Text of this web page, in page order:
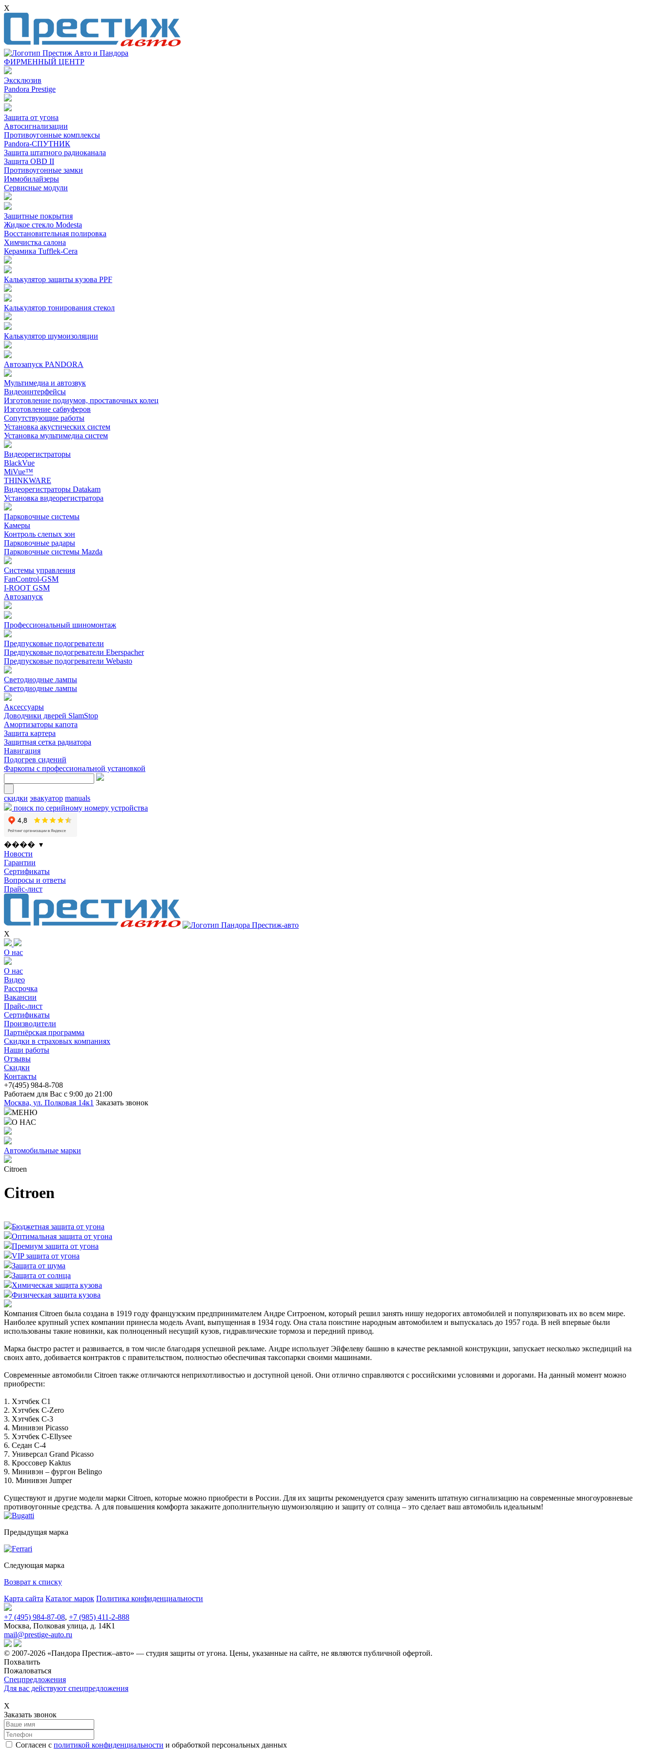
X
ФИРМЕННЫЙ ЦЕНТР
Эксклюзив
Pandora Prestige
Защита от угона
Автосигнализации
Противоугонные комплексы
Pandora-СПУТНИК
Защита штатного радиоканала
Защита OBD II
Противоугонные замки
Иммобилайзеры
Сервисные модули
Защитные покрытия
Жидкое стекло Modesta
Восстановительная полировка
Химчистка салона
Керамика Tufflek-Cera
Калькулятор защиты кузова PPF
Калькулятор тонирования стекол
Калькулятор шумоизоляции
Автозапуск PANDORA
Мультимедиа и автозвук
Видеоинтерфейсы
Изготовление подиумов, проставочных колец
Изготовление сабвуферов
Сопутствующие работы
Установка акустических систем
Установка мультимедиа систем
Видеорегистраторы
BlackVue
MiVue™
THINKWARE
Видеорегистраторы Datakam
Установка видеорегистратора
Парковочные системы
Камеры
Контроль слепых зон
Парковочные радары
Парковочные системы Mazda
Системы управления
FanControl-GSM
I-ROOT GSM
Автозапуск
Профессиональный шиномонтаж
Предпусковые подогреватели
Предпусковые подогреватели Eberspacher
Предпусковые подогреватели Webasto
Светодиодные лампы
Светодиодные лампы
Аксессуары
Доводчики дверей SlamStop
Амортизаторы капота
Защита картера
Защитная сетка радиатора
Навигация
Подогрев сидений
Фаркопы с профессиональной установкой
скидки эвакуатор manuals
поиск по серийному номеру устройства
���� ▾
Новости
Гарантии
Сертификаты
Вопросы и ответы
Прайс-лист
X
О нас
О нас
Видео
Рассрочка
Вакансии
Прайс-лист
Сертификаты
Производители
Партнёрская программа
Скидки в страховых компаниях
Наши работы
Отзывы
Скидки
Контакты
+7(495) 984-8-708
Работаем для Вас с 9:00 до 21:00
Москва, ул. Полковая 14к1 Заказать звонок
МЕНЮ
О НАС
Автомобильные марки
Citroen
Citroen
Бюджетная защита от угона
Оптимальная защита от угона
Премиум защита от угона
VIP защита от угона
Защита от шума
Защита от солнца
Химическая защита кузова
Физическая защита кузова
Компания Citroen была создана в 1919 году французским предпринимателем Андре Ситроеном, который решил занять нишу недорогих автомобилей и популяризовать их во всем мире.
Наиболее крупный успех компании принесла модель Avant, выпущенная в 1934 году. Она стала поистине народным автомобилем и выпускалась до 1957 года. В ней впервые были
использованы такие новинки, как полноценный несущий кузов, гидравлические тормоза и передний привод.
Марка быстро растет и развивается, в том числе благодаря успешной рекламе. Андре использует Эйфелеву башню в качестве рекламной конструкции, запускает несколько экспедиций на
своих авто, добивается контрактов с правительством, полностью обеспечивая таксопарки своими машинами.
Современные автомобили Citroen также отличаются неприхотливостью и доступной ценой. Они отлично справляются с российскими условиями и дорогами. На данный момент можно
приобрести:
1. Хэтчбек С1
2. Хэтчбек С-Zero
3. Хэтчбек С-3
4. Минивэн Picasso
5. Хэтчбек С-Ellysee
6. Седан С-4
7. Универсал Grand Picasso
8. Кроссовер Kaktus
9. Минивэн – фургон Belingo
10. Минивэн Jumper
Существуют и другие модели марки Citroen, которые можно приобрести в России. Для их защиты рекомендуется сразу заменить штатную сигнализацию на современные многоуровневые
противоугонные средства. А для повышения комфорта закажите дополнительную шумоизоляцию и защиту от солнца – это сделает ваш автомобиль идеальным!
Предыдущая марка
Следующая марка
Возврат к списку
Карта сайта Каталог марок Политика конфиденциальности
+7 (495) 984-87-08, +7 (985) 411-2-888
Москва, Полковая улица, д. 14К1
mail@prestige-auto.ru
© 2007-2026 «Пандора Престиж–авто» — студия защиты от угона. Цены, указанные на сайте, не являются публичной офертой.
Похвалить
Пожаловаться
Спецпредложения
Для вас действуют спецпредложения
Х
Заказать звонок
Согласен с политикой конфиденциальности и обработкой персональных данных